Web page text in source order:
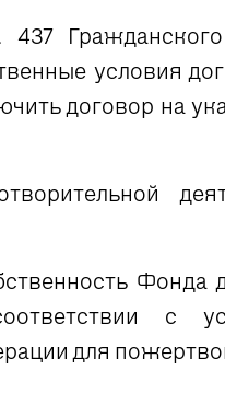
условия
договор на
Фонда
с
для